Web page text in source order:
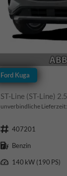
Ford Kuga
unverbindliche Lieferzeit:
Fahrzeugnr. 407201
Kraftstoff Benzin
Leistung 140 kW (190 PS)